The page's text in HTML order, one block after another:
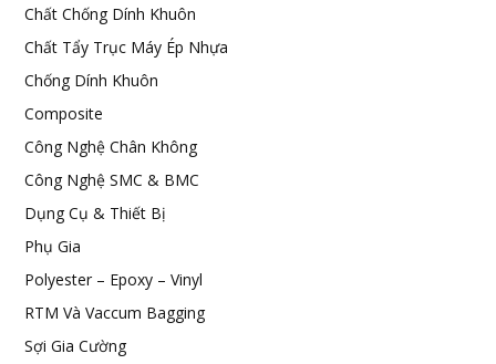
Chất Chống Dính Khuôn
Chất Tẩy Trục Máy Ép Nhựa
Chống Dính Khuôn
Composite
Công Nghệ Chân Không
Công Nghệ SMC & BMC
Dụng Cụ & Thiết Bị
Phụ Gia
Polyester – Epoxy – Vinyl
RTM Và Vaccum Bagging
Sợi Gia Cường